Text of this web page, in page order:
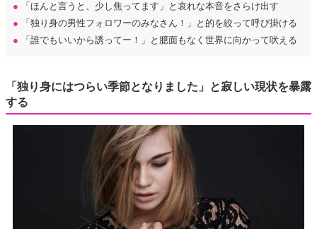
● 「ほんと言うと、少し焦ってます」と哀れな本音をさらけ出す
● 「独り身の男性フォロワーのみなさん！」と的を絞って呼び掛ける
● 「誰でもいいから誘ってー！」と臆面もなく世界に向かって吠える
「独り身にはつらい季節となりました」と寂しい現状を暴露
する